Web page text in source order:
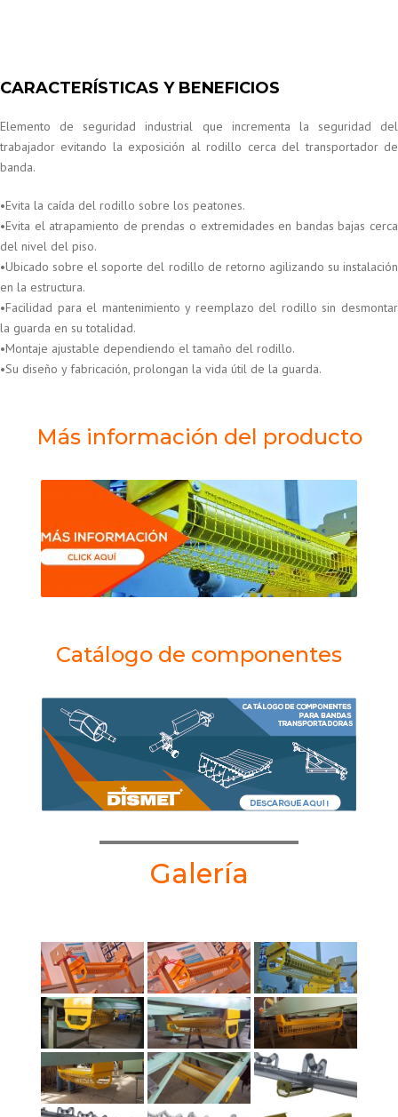
CARACTERÍSTICAS Y BENEFICIOS
Elemento de seguridad industrial que incrementa la seguridad del
trabajador evitando la exposición al rodillo cerca del transportador de
banda.
•Evita la caída del rodillo sobre los peatones.
•Evita el atrapamiento de prendas o extremidades en bandas bajas cerca
del nivel del piso.
•Ubicado sobre el soporte del rodillo de retorno agilizando su instalación
en la estructura.
•Facilidad para el mantenimiento y reemplazo del rodillo sin desmontar
la guarda en su totalidad.
•Montaje ajustable dependiendo el tamaño del rodillo.
•Su diseño y fabricación, prolongan la vida útil de la guarda.
Más información del producto
Catálogo de componentes
Galería